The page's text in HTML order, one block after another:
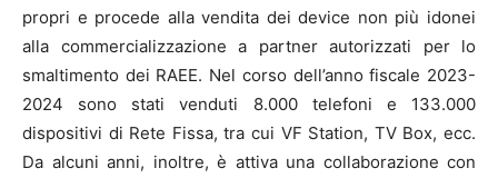
propri e procede alla vendita dei device non più idonei
alla commercializzazione a partner autorizzati per lo
smaltimento dei RAEE. Nel corso dell’anno fiscale 2023-
2024 sono stati venduti 8.000 telefoni e 133.000
dispositivi di Rete Fissa, tra cui VF Station, TV Box, ecc.
Da alcuni anni, inoltre, è attiva una collaborazione con